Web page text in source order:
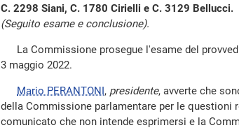
C. 2298 Siani, C. 1780 Cirielli e C. 3129 Bellucci.
(Seguito esame e conclusione).
La Commissione prosegue l'esame del
3 maggio 2022.
Mario PERANTONI, presidente, avverte che
della Commissione parlamentare per le questioni
comunicato che non intende esprimersi e la